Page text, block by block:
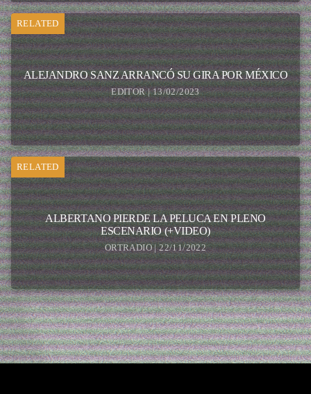
RELATED
ALEJANDRO SANZ ARRANCÓ SU GIRA POR MÉXICO
EDITOR | 13/02/2023
RELATED
ALBERTANO PIERDE LA PELUCA EN PLENO
ESCENARIO (+VIDEO)
ORTRADIO | 22/11/2022